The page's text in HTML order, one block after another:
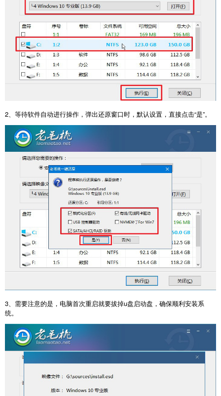
2、等待软件自动进行操作，弹出还原窗口时，默认设置，直接点击“是”。
3 、需要注意的是，电脑首次重启就要拔掉u盘启动盘，确保顺利安装系
统。